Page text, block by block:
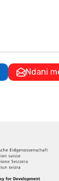
Ndani